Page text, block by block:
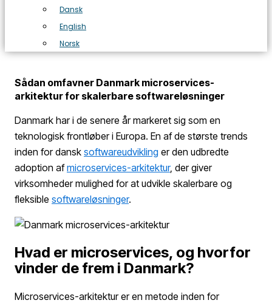
Dansk
English
Norsk
Sådan omfavner Danmark microservices-
arkitektur for skalerbare softwareløsninger
Danmark har i de senere år markeret sig som en
teknologisk frontløber i Europa. En af de største trends
inden for dansk softwareudvikling er den udbredte
adoption afmicroservices-arkitektur, der giver
virksomheder mulighed for at udvikle skalerbare og
fleksible softwareløsninger.
Hvad er microservices, og hvorfor
vinder de frem i Danmark?
Microservices-arkitektur er en metode inden for